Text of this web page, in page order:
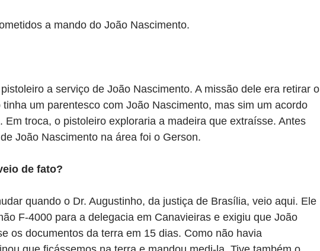
a mando do João Nascimento.
a serviço de João Nascimento. A missão dele era retirar o
um parentesco com João Nascimento, mas sim um acordo
Em troca, o pistoleiro exploraria a madeira que extraísse. Antes
João Nascimento na área foi o Gerson.
de fato?
quando o Dr. Augustinho, da justiça de Brasília, veio aqui. Ele
F-4000 para a delegacia em Canavieiras e exigiu que João
os documentos da terra em 15 dias. Como não havia